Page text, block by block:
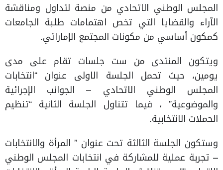
المجلس الوطني الاتحادي من منصة لتداول ومناقشة
الآراء والقضايا التي تخص اهتمامات طلبة الجامعات
كمكون أساسي من مكونات المجتمع الإماراتي.
ويتكون المنتدى من ست جلسات تقام على مدى
يومين، حيث تحمل الجلسة الاولى عنوان “انتخابات
المجلس الوطني الاتحادي – الجوانب الإجرائية
والموضوعية” ، فيما تتناول الجلسة الثانية “تنظيم
الحملات الانتخابية.
وستكون الجلسة الثالثة تحت عنوان ” المرأة والانتخابات
– تجربة عملية للمشاركة في انتخابات المجلس الوطني